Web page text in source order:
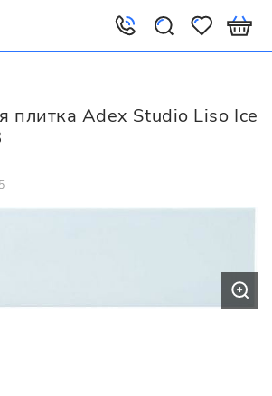
плитка Adex Studio Liso Ice